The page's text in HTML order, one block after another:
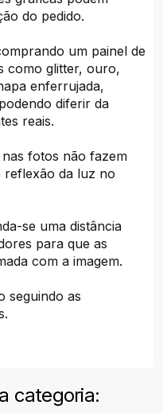
do pedido.
um painel de
como glitter, ouro,
enferrujada,
diferir da
reais.
fotos não fazem
reflexão da luz no
se uma distância
para que as
com a imagem.
seguindo as
categoria: